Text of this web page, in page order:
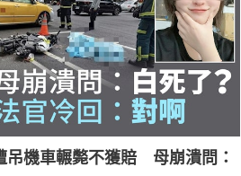
吊機車輾斃不獲賠 母崩潰問：